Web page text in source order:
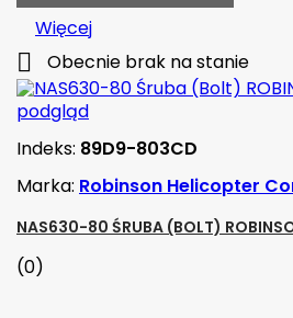
Więcej
 Obecnie brak na stanie
podgląd
Indeks: 89D9-803CD
Marka: Robinson Helicopter
NAS630-80 ŚRUBA (BOLT)
(0)